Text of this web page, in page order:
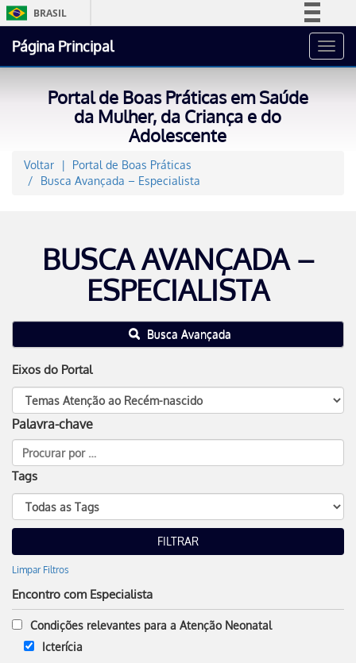
BRASIL
Acesso à informação
Página Principal
Portal de Boas Práticas em Saúde
da Mulher, da Criança e do
Adolescente
Voltar
Portal de Boas Práticas
Busca Avançada – Especialista
BUSCA AVANÇADA –
ESPECIALISTA
Busca Avançada
Eixos do Portal
Palavra-chave
Tags
Limpar Filtros
Encontro com Especialista
Condições relevantes para a Atenção Neonatal
Icterícia